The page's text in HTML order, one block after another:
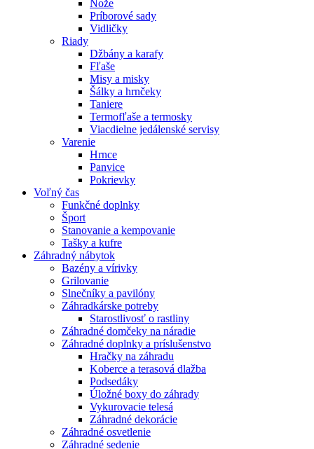
Nože
Príborové sady
Vidličky
Riady
Džbány a karafy
Fľaše
Misy a misky
Šálky a hrnčeky
Taniere
Termofľaše a termosky
Viacdielne jedálenské servisy
Varenie
Hrnce
Panvice
Pokrievky
Voľný čas
Funkčné doplnky
Šport
Stanovanie a kempovanie
Tašky a kufre
Záhradný nábytok
Bazény a vírivky
Grilovanie
Slnečníky a pavilóny
Záhradkárske potreby
Starostlivosť o rastliny
Záhradné domčeky na náradie
Záhradné doplnky a príslušenstvo
Hračky na záhradu
Koberce a terasová dlažba
Podsedáky
Úložné boxy do záhrady
Vykurovacie telesá
Záhradné dekorácie
Záhradné osvetlenie
Záhradné sedenie